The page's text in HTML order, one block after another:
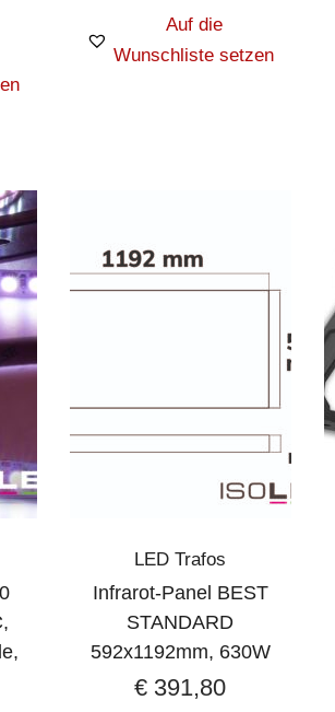
Auf die
Wunschliste setzen
LED Trafos
Infrarot-Panel BEST
STANDARD
592x1192mm, 630W
€ 391,80